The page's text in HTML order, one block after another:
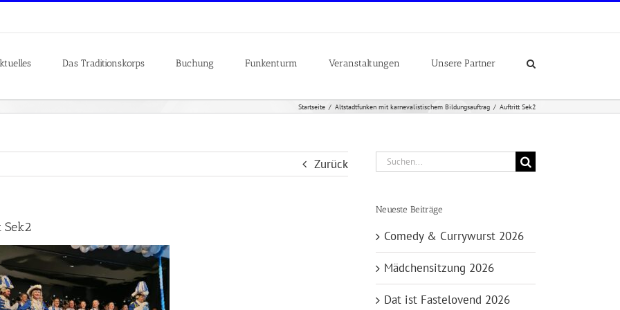
Das Traditionskorps Buchung Funkenturm Veranstaltungen Unsere Partner
Startseite Altstadtfunken mit karnevalistischem Bildungsauftrag Auftritt Sek2
Zurück
Suche
nach:
Neueste Beiträge
Comedy & Currywurst 2026
Mädchensitzung 2026
Dat ist Fastelovend 2026